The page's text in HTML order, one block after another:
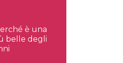
è una
belle degli